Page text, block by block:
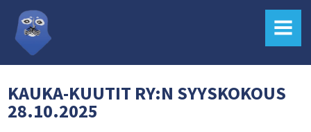
MENU
KAUKA-KUUTIT RY:N SYYSKOKOUS
28.10.2025